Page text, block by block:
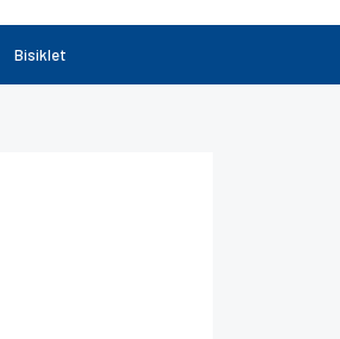
Bisiklet